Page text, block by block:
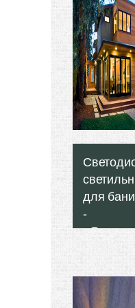
для бани
-
бани»